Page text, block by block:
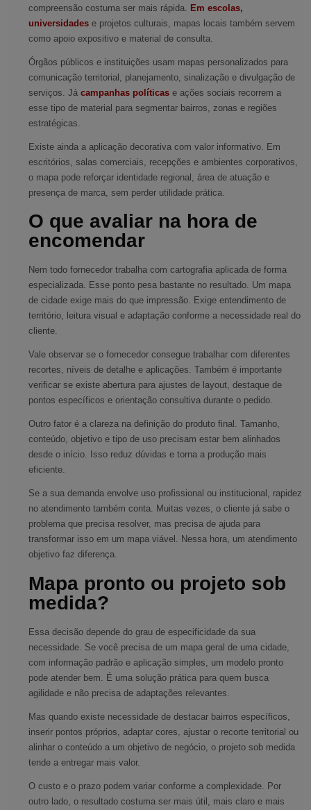
compreensão costuma ser mais rápida. Em escolas,
universidades e projetos culturais, mapas locais também servem
como apoio expositivo e material de consulta.
Órgãos públicos e instituições usam mapas personalizados para
comunicação territorial, planejamento, sinalização e divulgação de
serviços. Jácampanhas políticas e ações sociais recorrem a
esse tipo de material para segmentar bairros, zonas e regiões
estratégicas.
Existe ainda a aplicação decorativa com valor informativo. Em
escritórios, salas comerciais, recepções e ambientes corporativos,
o mapa pode reforçar identidade regional, área de atuação e
presença de marca, sem perder utilidade prática.
O que avaliar na hora de
encomendar
Nem todo fornecedor trabalha com cartografia aplicada de forma
especializada. Esse ponto pesa bastante no resultado. Um mapa
de cidade exige mais do que impressão. Exige entendimento de
território, leitura visual e adaptação conforme a necessidade real do
cliente.
Vale observar se o fornecedor consegue trabalhar com diferentes
recortes, níveis de detalhe e aplicações. Também é importante
verificar se existe abertura para ajustes de layout, destaque de
pontos específicos e orientação consultiva durante o pedido.
Outro fator é a clareza na definição do produto final. Tamanho,
conteúdo, objetivo e tipo de uso precisam estar bem alinhados
desde o início. Isso reduz dúvidas e torna a produção mais
eficiente.
Se a sua demanda envolve uso profissional ou institucional, rapidez
no atendimento também conta. Muitas vezes, o cliente já sabe o
problema que precisa resolver, mas precisa de ajuda para
transformar isso em um mapa viável. Nessa hora, um atendimento
objetivo faz diferença.
Mapa pronto ou projeto sob
medida?
Essa decisão depende do grau de especificidade da sua
necessidade. Se você precisa de um mapa geral de uma cidade,
com informação padrão e aplicação simples, um modelo pronto
pode atender bem. É uma solução prática para quem busca
agilidade e não precisa de adaptações relevantes.
Mas quando existe necessidade de destacar bairros específicos,
inserir pontos próprios, adaptar cores, ajustar o recorte territorial ou
alinhar o conteúdo a um objetivo de negócio, o projeto sob medida
tende a entregar mais valor.
O custo e o prazo podem variar conforme a complexidade. Por
outro lado, o resultado costuma ser mais útil, mais claro e mais